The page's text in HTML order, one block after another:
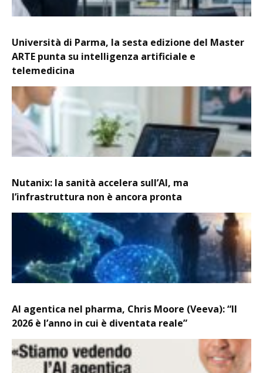
Università di Parma, la sesta edizione del Master
ARTE punta su intelligenza artificiale e
telemedicina
Nutanix: la sanità accelera sull’AI, ma
l’infrastruttura non è ancora pronta
AI agentica nel pharma, Chris Moore (Veeva): “Il
2026 è l’anno in cui è diventata reale”